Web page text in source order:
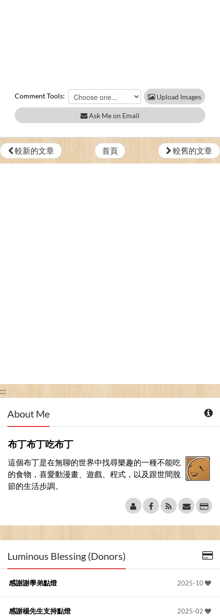
Comment Tools: Upload Images
Ask Me on Email
較新的文章 首頁 較舊的文章
:::
About Me
布丁布丁吃布丁
這個布丁是在無聊的世界中找尋樂趣的一種不能吃
的食物，喜愛動漫畫、遊戲、程式，以及跟世間脫
節的生活步調。
Luminous Blessing (Donors)
2025-10
感謝謝學弟點燈
2025-02
感謝楊先生支持點燈